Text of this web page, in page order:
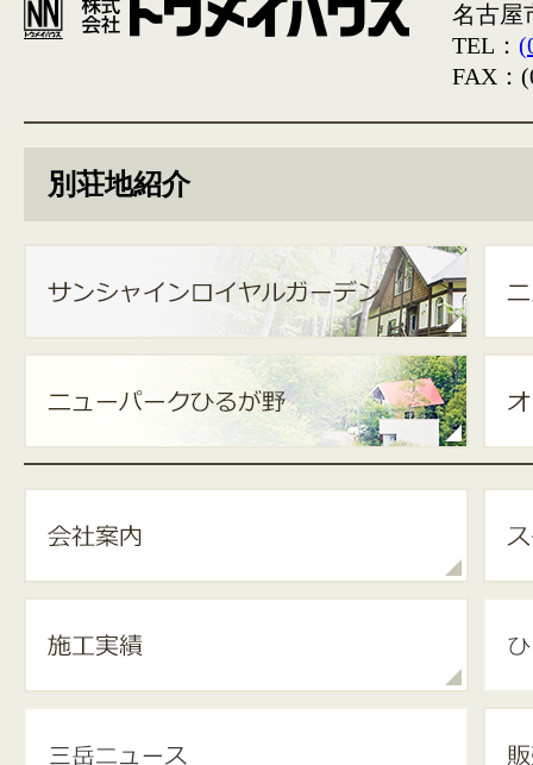
名古屋
TEL：
FAX：
別荘地紹介